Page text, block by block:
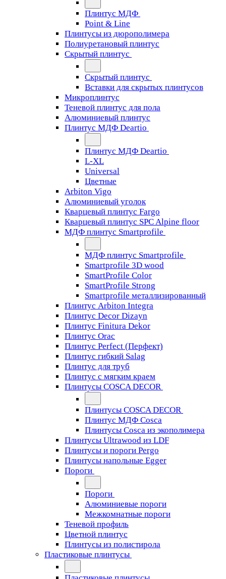
Плинтус МДФ
Point & Line
Плинтусы из дюрополимера
Полиуретановый плинтус
Скрытый плинтус
Скрытый плинтус
Вставки для скрытых плинтусов
Микроплинтус
Теневой плинтус для пола
Алюминиевый плинтус
Плинтус МДФ Deartio
Плинтус МДФ Deartio
L-XL
Universal
Цветные
Arbiton Vigo
Алюминиевый уголок
Кварцевый плинтус Fargo
Кварцевый плинтус SPC Alpine floor
МДФ плинтус Smartprofile
МДФ плинтус Smartprofile
Smartprofile 3D wood
SmartProfile Color
SmartProfile Strong
Smartprofile металлизированный
Плинтус Arbiton Integra
Плинтус Decor Dizayn
Плинтус Finitura Dekor
Плинтус Orac
Плинтус Perfect (Перфект)
Плинтус гибкий Salag
Плинтус для труб
Плинтус с мягким краем
Плинтусы COSCA DECOR
Плинтусы COSCA DECOR
Плинтус МДФ Cosca
Плинтусы Cosca из экополимера
Плинтусы Ultrawood из LDF
Плинтусы и пороги Pergo
Плинтусы напольные Egger
Пороги
Пороги
Алюминиевые пороги
Межкомнатные пороги
Теневой профиль
Цветной плинтус
Плинтусы из полистирола
Пластиковые плинтусы